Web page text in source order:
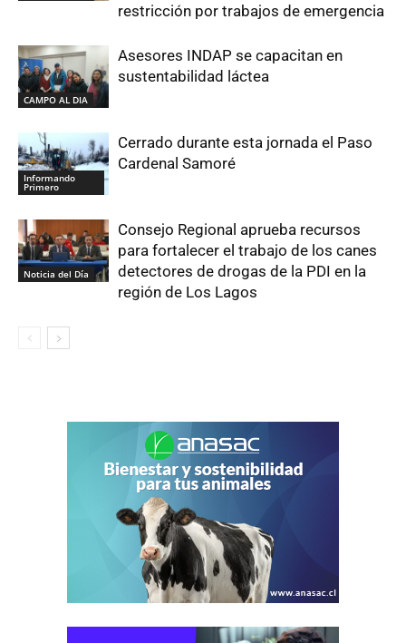
restricción por trabajos de emergencia
CAMPO AL DIA
Asesores INDAP se capacitan en
sustentabilidad láctea
Informando
Primero
Cerrado durante esta jornada el Paso
Cardenal Samoré
Noticia del Día
Consejo Regional aprueba recursos
para fortalecer el trabajo de los canes
detectores de drogas de la PDI en la
región de Los Lagos